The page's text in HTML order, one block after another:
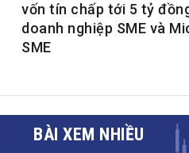
vốn tín chấp tới 5 tỷ
doanh nghiệp SME và
SME
BÀI XEM NHIỀU